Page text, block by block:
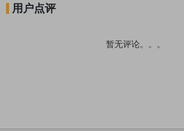
用户点评
暂无评论。。。